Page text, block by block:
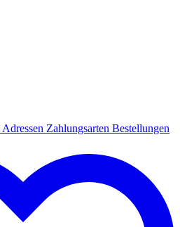
Adressen Zahlungsarten Bestellungen